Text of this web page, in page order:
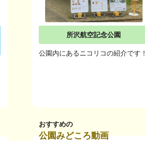
所沢航空記念公園
公園内にあるニコリコの紹介です！
おすすめの
公園みどころ動画